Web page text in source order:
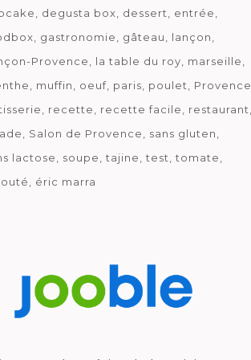
degusta box dessert
entrée
gastronomie gâteau
lançon
Provence
la table du roy
marseille
muffin oeuf paris poulet
Provence
recette recette facile
restaurant
Salon de Provence
sans gluten
lactose
soupe tajine test
tomate
éric marra